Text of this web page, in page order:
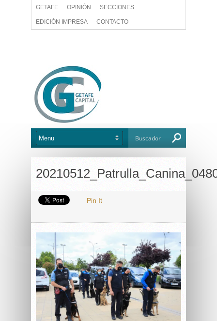
GETAFE OPINIÓN SECCIONES
EDICIÓN IMPRESA CONTACTO
Pin It